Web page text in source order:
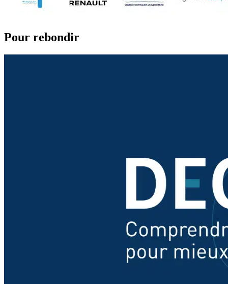
Pour rebondir